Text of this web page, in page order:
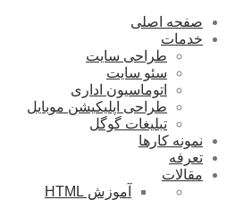
صفحه اصلی
خدمات
طراحی سایت
سئو سایت
اتوماسیون اداری
طراحی اپلیکیشن موبایل
تبلیغات گوگل
نمونه کارها
تعرفه
مقالات
آموزش HTML